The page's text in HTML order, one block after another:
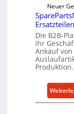
Neuer
Die B2B-
ihr
Ankauf
Produktion.